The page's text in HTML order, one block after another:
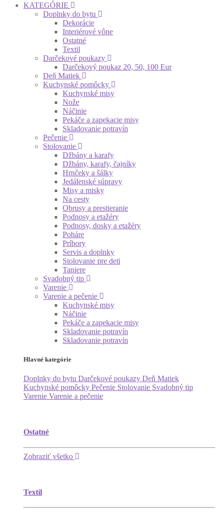
KATEGÓRIE
Doplnky do bytu
Dekorácie
Interiérové vône
Ostatné
Textil
Darčekové poukazy
Darčekový poukaz 20, 50, 100 Eur
Deň Matiek
Kuchynské pomôcky
Kuchynské misy
Nože
Náčinie
Pekáče a zapekacie misy
Skladovanie potravín
Pečenie
Stolovanie
Džbány a karafy
Džbány, karafy, čajníky
Hrnčeky a šálky
Jedálenské súpravy
Misy a misky
Na cesty
Obrusy a prestieranie
Podnosy a etažéry
Podnosy, dosky a etažéry
Poháre
Príbory
Servis a doplnky
Stolovanie pre deti
Taniere
Svadobný tip
Varenie
Varenie a pečenie
Kuchynské misy
Náčinie
Pekáče a zapekacie misy
Skladovanie potravín
Skladovanie potravín
Hlavné kategórie
Doplnky do bytu Darčekové poukazy Deň Matiek
Kuchynské pomôcky Pečenie Stolovanie Svadobný tip
Varenie Varenie a pečenie
Ostatné
Zobraziť všetko
Textil